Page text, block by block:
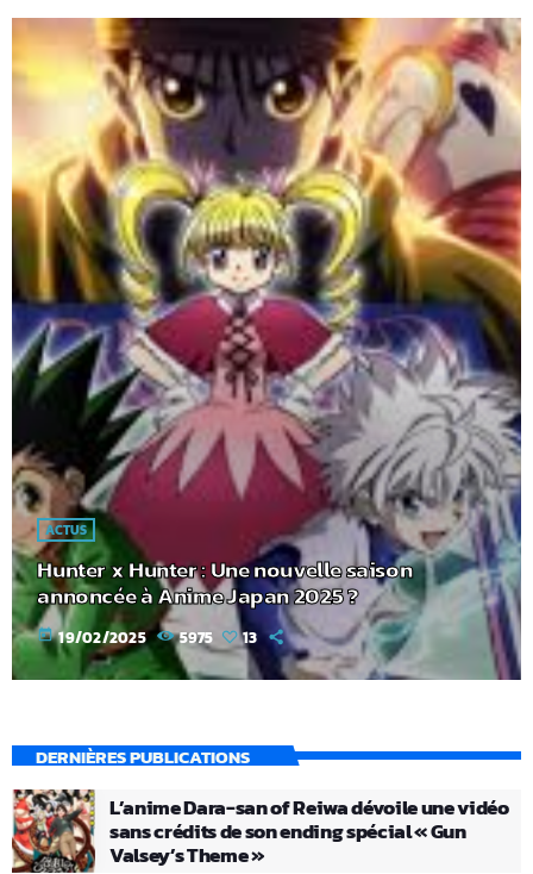
ACTUS
Hunter x Hunter : Une nouvelle saison
annoncée à Anime Japan 2025 ?
today 19/02/2025 5975 13
DERNIÈRES PUBLICATIONS
L’anime Dara-san of Reiwa dévoile une vidéo
sans crédits de son ending spécial « Gun
Valsey’s Theme »